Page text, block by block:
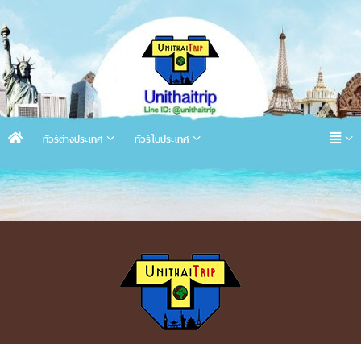
ทัวร์ต่างประเทศ ทัวร์ในประเทศ